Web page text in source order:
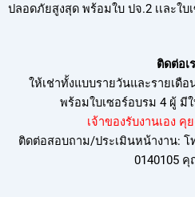
ปลอดภัยสูงสุด พร้อมใบ ปจ.2 เเละใบ
ติดต่อเ
ให้เช่าทั้งแบบรายวันและรายเดื
พร้อมใบเซอร์อบรม 4 ผู้ มี
เจ้าของรับงานเอง คุ
ติดต่อสอบถาม/ประเมินหน้างาน: โ
0140105 คุ